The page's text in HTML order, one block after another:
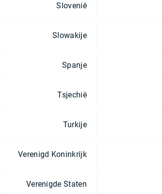
Slovenië
Slowakije
Spanje
Tsjechië
Turkije
Verenigd Koninkrijk
Verenigde Staten